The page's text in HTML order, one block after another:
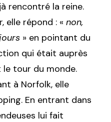
rencontré la reine.
elle répond : « non,
» en pointant du
qui était auprès
le tour du monde.
à Norfolk, elle
En entrant dans
lui fait